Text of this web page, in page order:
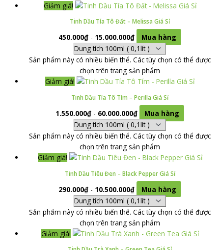
Giảm giá!
Tinh Dầu Tía Tô Đất – Melissa Giá Sỉ
450.000₫- 15.000.000₫ Mua hàng
Sản phẩm này có nhiều biến thể. Các tùy chọn có thể được
chọn trên trang sản phẩm
Giảm giá!
Tinh Dầu Tía Tô Tím – Perilla Giá Sỉ
1.550.000₫- 60.000.000₫ Mua hàng
Sản phẩm này có nhiều biến thể. Các tùy chọn có thể được
chọn trên trang sản phẩm
Giảm giá!
Tinh Dầu Tiêu Đen – Black Pepper Giá Sỉ
290.000₫- 10.500.000₫ Mua hàng
Sản phẩm này có nhiều biến thể. Các tùy chọn có thể được
chọn trên trang sản phẩm
Giảm giá!